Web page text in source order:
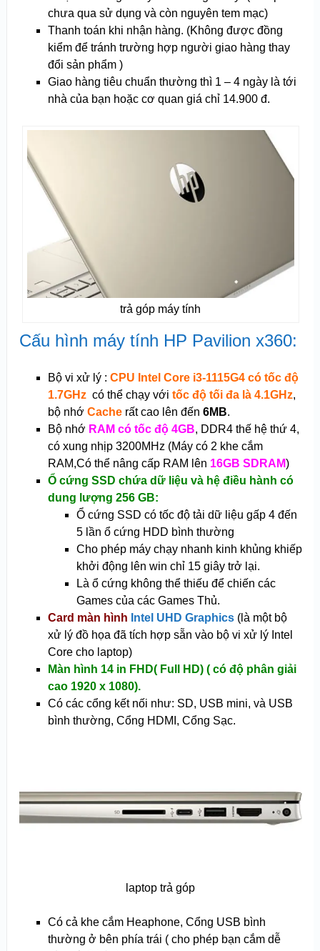
chưa qua sử dụng và còn nguyên tem mạc)
Thanh toán khi nhận hàng. (Không được đồng
kiểm để tránh trường hợp người giao hàng thay
đổi sản phẩm )
Giao hàng tiêu chuẩn thường thì 1 – 4 ngày là tới
nhà của bạn hoặc cơ quan giá chỉ 14.900 đ.
trả góp máy tính
Cấu hình máy tính HP Pavilion x360:
Bộ vi xử lý : CPU Intel Core i3-1115G4 có tốc độ
1.7GHz có thể chạy với tốc độ tối đa là 4.1GHz,
bộ nhớ Cacherất cao lên đến 6MB.
Bộ nhớ RAM có tốc độ 4GB, DDR4 thế hệ thứ 4,
có xung nhịp 3200MHz (Máy có 2 khe cắm
RAM,Có thể nâng cấp RAM lên 16GB SDRAM)
Ổ cứng SSD chứa dữ liệu và hệ điều hành có
dung lượng 256 GB:
Ổ cứng SSD có tốc độ tải dữ liệu gấp 4 đến
5 lần ổ cứng HDD bình thường
Cho phép máy chạy nhanh kinh khủng khiếp
khởi động lên win chỉ 15 giây trở lại.
Là ổ cứng không thể thiếu để chiến các
Games của các Games Thủ.
Card màn hình Intel UHD Graphics(là một bộ
xử lý đồ họa đã tích hợp sẵn vào bộ vi xử lý Intel
Core cho laptop)
Màn hình 14 in FHD( Full HD) ( có độ phân giải
cao 1920 x 1080).
Có các cổng kết nối như: SD, USB mini, và USB
bình thường, Cổng HDMI, Cổng Sạc.
laptop trả góp
Có cả khe cắm Heaphone, Cổng USB bình
thường ở bên phía trái ( cho phép bạn cắm dễ